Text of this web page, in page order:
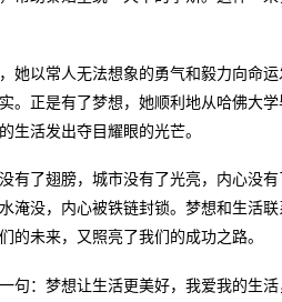
她以常人无法想象的勇气和毅力向命
。正是有了梦想，她顺利地从哈佛大
生活发出夺目耀眼的光芒。
有了翅膀，城市没有了光亮，内心没
淹没，内心被铁链封锁。梦想和生活
未来，又照亮了我们的成功之路。
句：梦想让生活更美好，我爱我的生活